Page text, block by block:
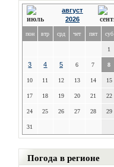
август
2026
пон втр срд чет пят суб
1
3 4 5 6 7 8
10 11 12 13 14 15
17 18 19 20 21 22
24 25 26 27 28 29
31
Погода в регионе